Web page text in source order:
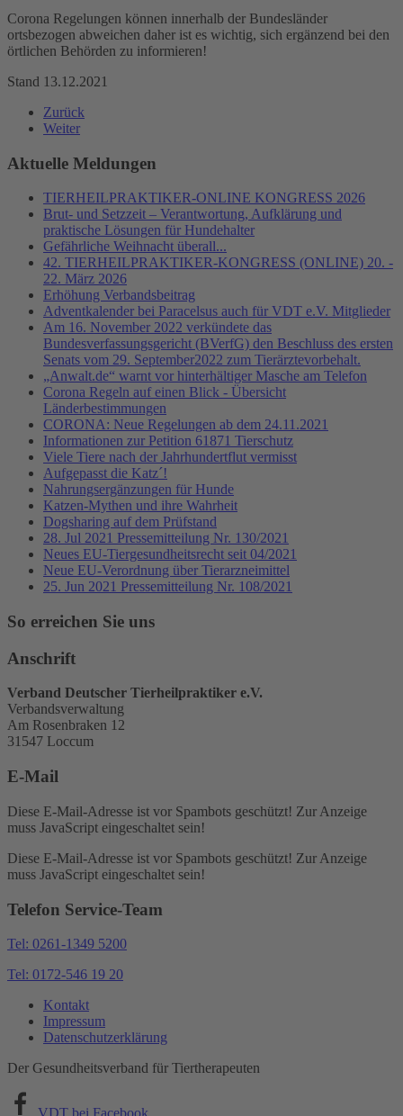
Corona Regelungen können innerhalb der Bundesländer
ortsbezogen abweichen daher ist es wichtig, sich ergänzend bei den
örtlichen Behörden zu informieren!
Stand 13.12.2021
Zurück
Weiter
Aktuelle Meldungen
TIERHEILPRAKTIKER-ONLINE KONGRESS 2026
Brut- und Setzzeit – Verantwortung, Aufklärung und
praktische Lösungen für Hundehalter
Gefährliche Weihnacht überall...
42. TIERHEILPRAKTIKER-KONGRESS (ONLINE) 20. -
22. März 2026
Erhöhung Verbandsbeitrag
Adventkalender bei Paracelsus auch für VDT e.V. Mitglieder
Am 16. November 2022 verkündete das
Bundesverfassungsgericht (BVerfG) den Beschluss des ersten
Senats vom 29. September2022 zum Tierärztevorbehalt.
„Anwalt.de“ warnt vor hinterhältiger Masche am Telefon
Corona Regeln auf einen Blick - Übersicht
Länderbestimmungen
CORONA: Neue Regelungen ab dem 24.11.2021
Informationen zur Petition 61871 Tierschutz
Viele Tiere nach der Jahrhundertflut vermisst
Aufgepasst die Katz´!
Nahrungsergänzungen für Hunde
Katzen-Mythen und ihre Wahrheit
Dogsharing auf dem Prüfstand
28. Jul 2021 Pressemitteilung Nr. 130/2021
Neues EU-Tiergesundheitsrecht seit 04/2021
Neue EU-Verordnung über Tierarzneimittel
25. Jun 2021 Pressemitteilung Nr. 108/2021
So erreichen Sie uns
Anschrift
Verband Deutscher Tierheilpraktiker e.V.
Verbandsverwaltung
Am Rosenbraken 12
31547 Loccum
E-Mail
Diese E-Mail-Adresse ist vor Spambots geschützt! Zur Anzeige
muss JavaScript eingeschaltet sein!
Diese E-Mail-Adresse ist vor Spambots geschützt! Zur Anzeige
muss JavaScript eingeschaltet sein!
Telefon Service-Team
Tel: 0261-1349 5200
Tel: 0172-546 19 20
Kontakt
Impressum
Datenschutzerklärung
Der Gesundheitsverband für Tiertherapeuten